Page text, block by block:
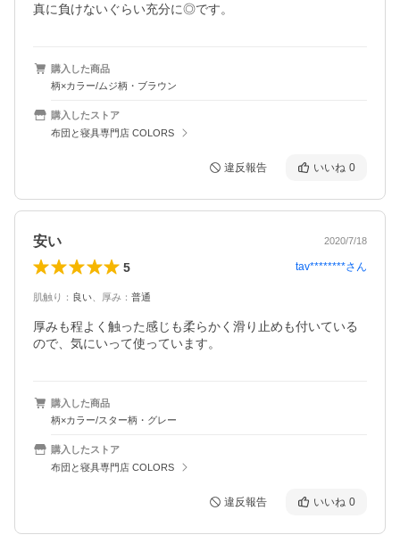
真に負けないぐらい充分に◎です。
購入した商品
柄×カラー/ムジ柄・ブラウン
購入したストア
布団と寝具専門店 COLORS
違反報告 いいね 0
安い 2020/7/18
5 tav********さん
肌触り ： 良い 厚み ： 普通
厚みも程よく触った感じも柔らかく滑り止めも付いている
ので、気にいって使っています。
購入した商品
柄×カラー/スター柄・グレー
購入したストア
布団と寝具専門店 COLORS
違反報告 いいね 0